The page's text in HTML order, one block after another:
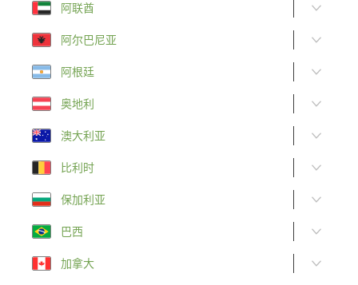
阿联酋
阿尔巴尼亚
阿根廷
奥地利
澳大利亚
比利时
保加利亚
巴西
加拿大